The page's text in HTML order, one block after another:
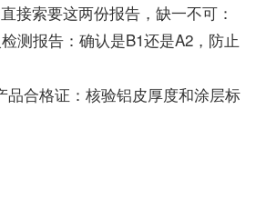
接索要这两份报告，缺一不可：
测报告：确认是B1还是A2，防止
品合格证：核验铝皮厚度和涂层标